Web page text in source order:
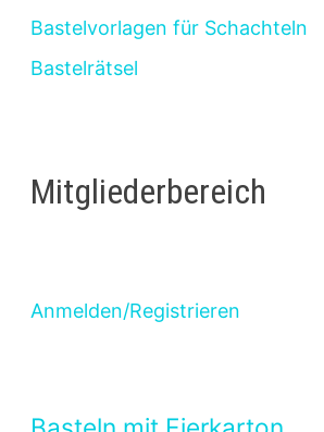
Bastelvorlagen für Schachteln
Bastelrätsel
Mitgliederbereich
Anmelden/Registrieren